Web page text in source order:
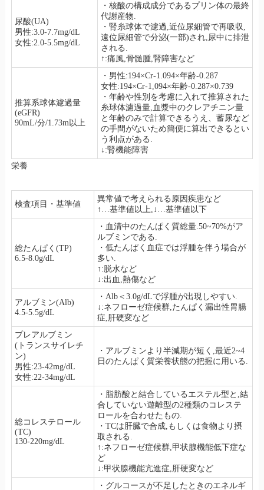
尿酸(UA)
男性:3.0-7.7mg/dL
女性:2.0-5.5mg/dL
・核酸の構成成分であるプリン体の最終
代謝産物.
・腎糸球体で濾過,近位尿細管で再吸収,
遠位尿細管で分泌(一部)され,尿中に排泄
される.
↑:痛風,骨髄腫,腎障害など
推算系球体濾過量
(eGFR)
90mL/分/1.73m以上
・男性:194×Cr-1.094×年齢-0.287
女性:194×Cr-1,094×年齢-0.287×0.739
・年齢や性別を考慮に入れて推算された
糸球体濾過量,血漿中のクレアチニン量
と年齢のみで計算できるうえ、蓄尿など
の手間がないため簡便に算出できるとい
う利点がある.
↓:腎機能障害
栄養
検査項目・基準値
異常値で考えられる原因疾患など
↑…基準値以上,↓…基準値以下
総たんぱく(TP)
6.5-8.0g/dL
・血清中のたんぱく質総量.50~70%がア
ルブミンである.
・低たんぱく血症では浮腫を伴う場合が
多い.
↑:脱水など
↓:出血,熱傷など
アルブミン(Alb)
4.5-5.5g/dL
・Alb＜3.0g/dLで浮腫が出現しやすい.
↓:ネフローゼ症候群,たんぱく漏出性胃腸
症,肝硬変など
プレアルブミン
(トランスサイレチ
ン)
男性:23-42mg/dL
女性:22-34mg/dL
・アルブミンより半減期が短く,最近2~4
日のたんぱく質栄養状態の把握に用いる.
総コレステロール
(TC)
130-220mg/dL
・脂肪酸と結合しているエステル型と,結
合していない遊離型の2種類のコレステ
ロールを合わせたもの.
・TCは肝臓で合成,もしくは食物より摂
取される.
↑:ネフローゼ症候群,甲状腺機能低下症な
ど
↓:甲状腺機能亢進症,肝硬変など
・グルコースが不足したときのエネルギ